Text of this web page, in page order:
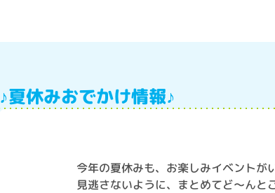
♪夏休みおでかけ情報♪
今年の夏休みも、お楽しみイベントが
見逃さないように、まとめてど～んと